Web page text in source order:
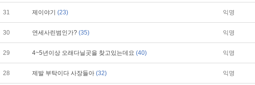
31 제이야기 (23) 익명
30 연세사린범인가? (35) 익명
29 4~5년이상 오래다닐곳을 찾고있는데요 (40) 익명
28 제발 부탁이다 사장들아 (32) 익명